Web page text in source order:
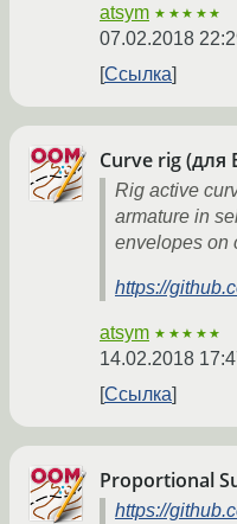
atsym ★★★★★
07.02.2018
Ссылка
Curve rig (для
Rig active
armature in
envelopes on
https://
atsym ★★★★★
14.02.2018
Ссылка
Proportional
https://